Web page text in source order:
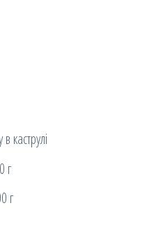
каструлі
г
г